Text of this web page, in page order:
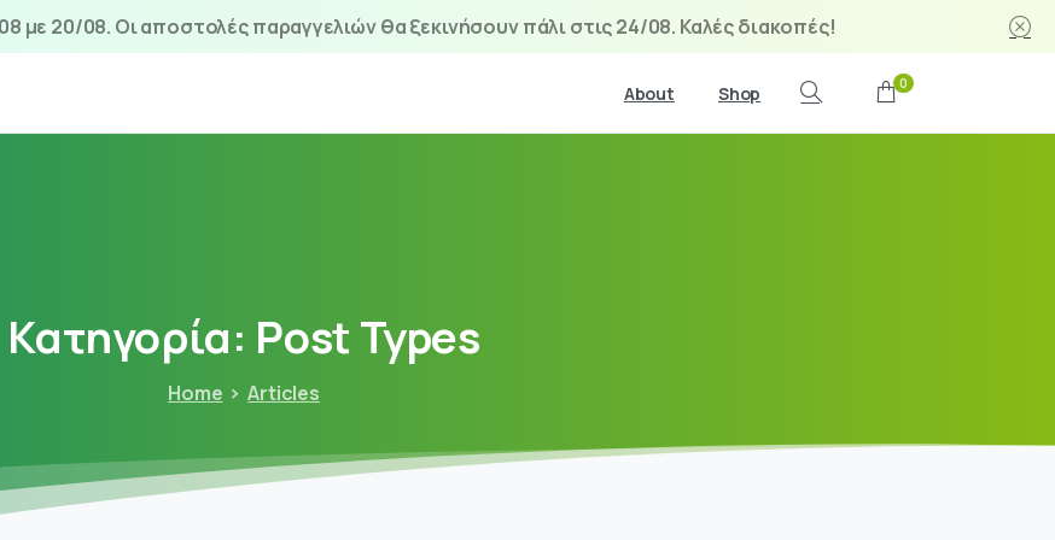
με 20/08. Οι αποστολές παραγγελιών θα ξεκινήσουν πάλι στις 24/08. Καλές διακοπές!
About Shop
Search
0
Κατηγορία: Post Types
Home Articles